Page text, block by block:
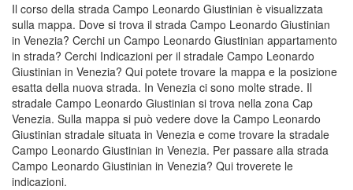
Il corso della strada Campo Leonardo Giustinian è visualizzata
sulla mappa. Dove si trova il strada Campo Leonardo Giustinian
in Venezia? Cerchi un Campo Leonardo Giustinian appartamento
in strada? Cerchi Indicazioni per il stradale Campo Leonardo
Giustinian in Venezia? Qui potete trovare la mappa e la posizione
esatta della nuova strada. In Venezia ci sono molte strade. Il
stradale Campo Leonardo Giustinian si trova nella zona Cap
Venezia. Sulla mappa si può vedere dove la Campo Leonardo
Giustinian stradale situata in Venezia e come trovare la stradale
Campo Leonardo Giustinian in Venezia. Per passare alla strada
Campo Leonardo Giustinian in Venezia? Qui troverete le
indicazioni.